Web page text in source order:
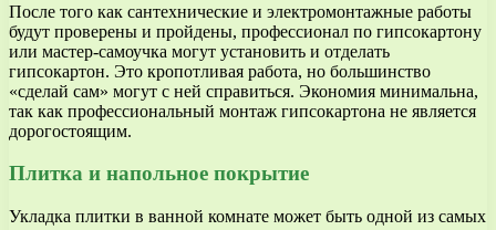
После того как сантехнические и электромонтажные работы
будут проверены и пройдены, профессионал по гипсокартону
или мастер-самоучка могут установить и отделать
гипсокартон. Это кропотливая работа, но большинство
«сделай сам» могут с ней справиться. Экономия минимальна,
так как профессиональный монтаж гипсокартона не является
дорогостоящим.
Плитка и напольное покрытие
Укладка плитки в ванной комнате может быть одной из самых